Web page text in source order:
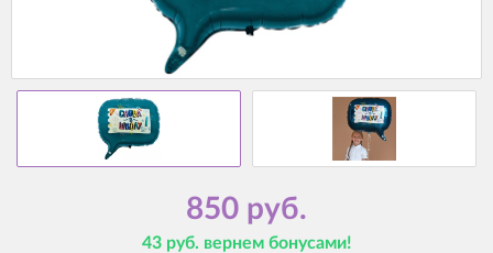
850 руб.
43 руб. вернем бонусами!